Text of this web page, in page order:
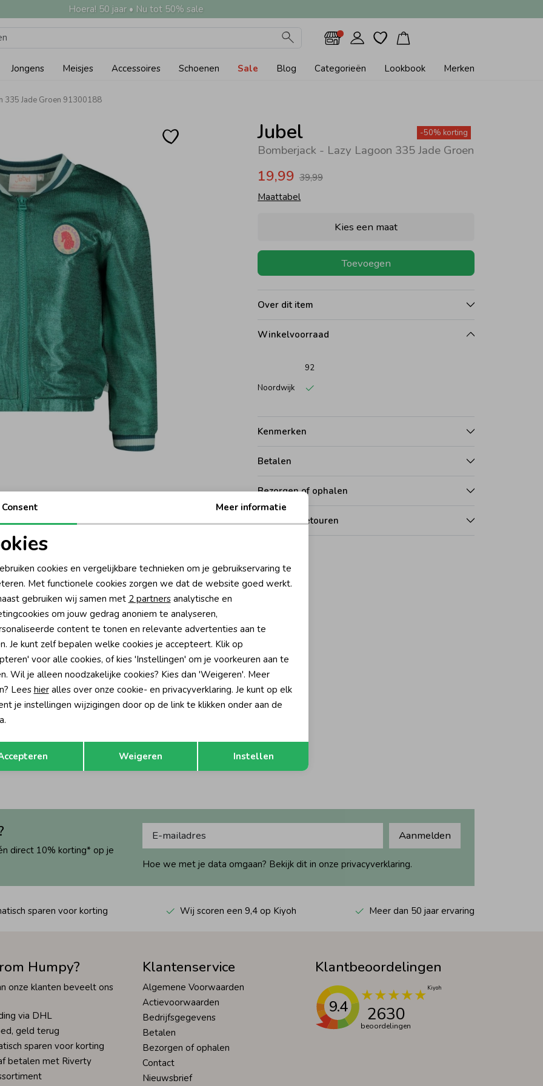
Hoera! 50 jaar • Nu tot 50% sale
Jongens Meisjes Accessoires Schoenen Sale Blog Categorieën Lookbook Merken
335 Jade Groen 91300188
Jubel
Bomberjack - Lazy Lagoon 335 Jade Groen
-50% korting
19,99 39,99
Maattabel
Kies een maat
Toevoegen
Over dit item
Winkelvoorraad
92
Noordwijk
Kenmerken
Betalen
Bezorgen of ophalen
Ruilen en retouren
-50% korting
direct 10% korting* op je
Aanmelden
Hoe we met je data omgaan? Bekijk dit in onze privacyverklaring.
sparen voor korting Wij scoren een 9,4 op Kiyoh Meer dan 50 jaar ervaring
Humpy?
onze klanten beveelt ons
via DHL
geld terug
sparen voor korting
betalen met Riverty
Klantenservice
Algemene Voorwaarden
Actievoorwaarden
Bedrijfsgegevens
Betalen
Bezorgen of ophalen
Contact
Nieuwsbrief
Klantbeoordelingen
9.4 2630
beoordelingen
cookies
cookies Marketing cookies
Terug Opslaan
Consent Meer informatie
cookies en vergelijkbare technieken om je gebruikservaring te
Met functionele cookies zorgen we dat de website goed werkt.
gebruiken wij samen met 2 partnersanalytische en
om jouw gedrag anoniem te analyseren,
content te tonen en relevante advertenties aan te
Je kunt zelf bepalen welke cookies je accepteert. Klik op
voor alle cookies, of kies 'Instellingen' om je voorkeuren aan te
Wil je alleen noodzakelijke cookies? Kies dan 'Weigeren'. Meer
Lees hieralles over onze cookie- en privacyverklaring. Je kunt op elk
je instellingen wijzigingen door op de link te klikken onder aan de
Weigeren Instellen